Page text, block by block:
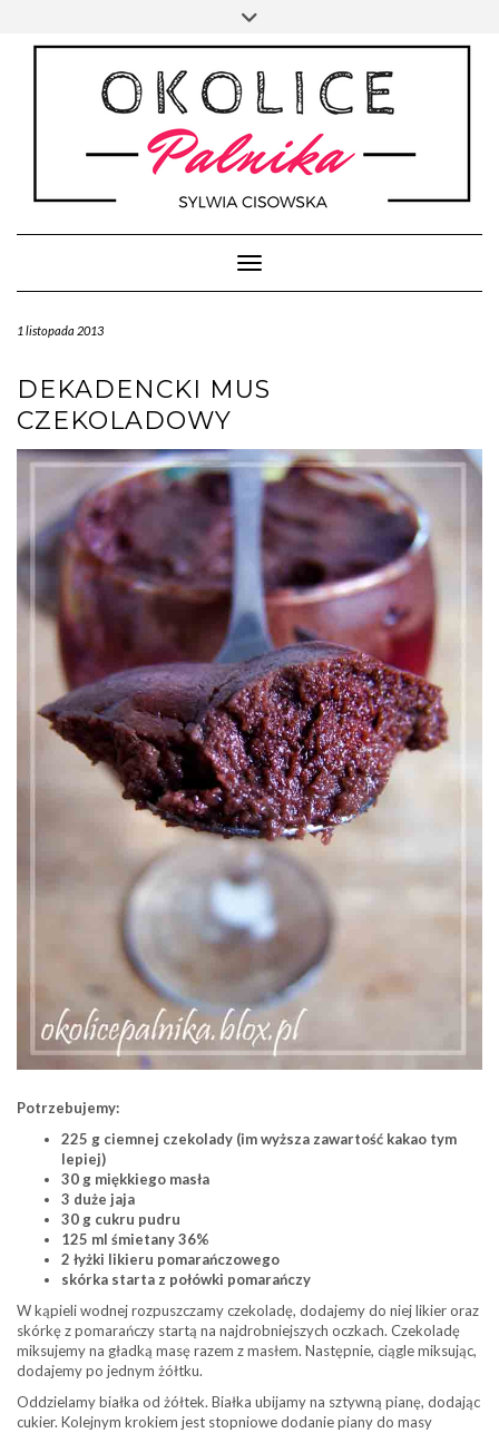
content
Toggle
Toggle Navigation
1 listopada 2013
DEKADENCKI MUS
CZEKOLADOWY
Potrzebujemy:
225 g ciemnej czekolady (im wyższa zawartość kakao tym
lepiej)
30 g miękkiego masła
3 duże jaja
30 g cukru pudru
125 ml śmietany 36%
2 łyżki likieru pomarańczowego
skórka starta z połówki pomarańczy
W kąpieli wodnej rozpuszczamy czekoladę, dodajemy do niej likier oraz
skórkę z pomarańczy startą na najdrobniejszych oczkach. Czekoladę
miksujemy na gładką masę razem z masłem. Następnie, ciągle miksując,
dodajemy po jednym żółtku.
Oddzielamy białka od żółtek. Białka ubijamy na sztywną pianę, dodając
cukier. Kolejnym krokiem jest stopniowe dodanie piany do masy